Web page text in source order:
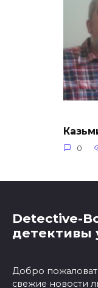
0
Detective-
детективы
Добро
свежие новости